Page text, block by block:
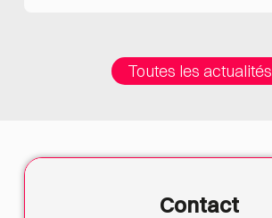
Toutes les actualités
Contact